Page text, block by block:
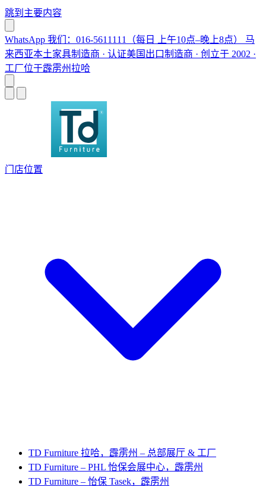
跳到主要内容
WhatsApp 我们：016-5611111（每日 上午10点–晚上8点） 马
来西亚本土家具制造商 · 认证美国出口制造商 · 创立于 2002 ·
工厂位于霹雳州拉哈
门店位置
TD Furniture 拉哈，霹雳州 – 总部展厅 & 工厂
TD Furniture – PHL 怡保会展中心，霹雳州
TD Furniture – 怡保 Tasek，霹雳州